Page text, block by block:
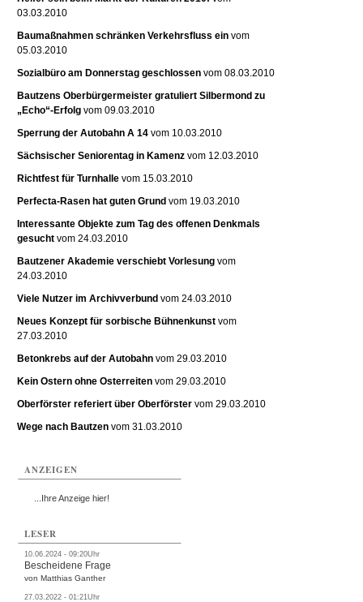
03.03.2010
Baumaßnahmen schränken Verkehrsfluss einvom
05.03.2010
Sozialbüro am Donnerstag geschlossenvom 08.03.2010
Bautzens Oberbürgermeister gratuliert Silbermond zu
„Echo“-Erfolgvom 09.03.2010
Sperrung der Autobahn A 14vom 10.03.2010
Sächsischer Seniorentag in Kamenzvom 12.03.2010
Richtfest für Turnhallevom 15.03.2010
Perfecta-Rasen hat guten Grund vom 19.03.2010
Interessante Objekte zum Tag des offenen Denkmals
gesuchtvom 24.03.2010
Bautzener Akademie verschiebt Vorlesungvom
24.03.2010
Viele Nutzer im Archivverbund vom 24.03.2010
Neues Konzept für sorbische Bühnenkunstvom
27.03.2010
Betonkrebs auf der Autobahnvom 29.03.2010
Kein Ostern ohne Osterreitenvom 29.03.2010
Oberförster referiert über Oberförstervom 29.03.2010
Wege nach Bautzenvom 31.03.2010
ANZEIGEN
...Ihre Anzeige hier!
LESER
10.06.2024 - 09:20Uhr
Bescheidene Frage
von Matthias Ganther
27.03.2022 - 01:21Uhr